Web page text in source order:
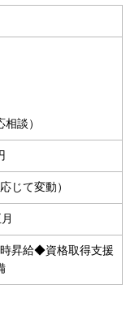
談）
じて変動）
月
昇給◆資格取得支援